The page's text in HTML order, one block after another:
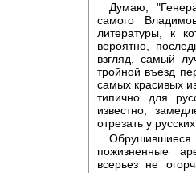
Думаю,
самого
литературы, к
вероятно,
взгляд, самый
тройной въезд
самых красивых
типично для
известно,
отрезать у
Обрушившиеся
пожизненные
всерьез не